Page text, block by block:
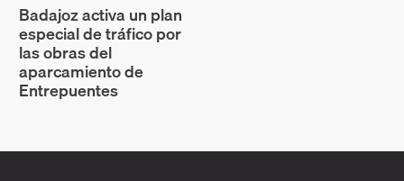
Badajoz activa un plan
especial de tráfico por
las obras del
aparcamiento de
Entrepuentes